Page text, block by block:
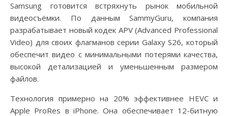
Samsung готовится встряхнуть рынок мобильной
видеосъёмки. По данным SammyGuru, компания
разрабатывает новый кодек APV (Advanced Professional
Video) для своих флагманов серии Galaxy S26, который
обеспечит видео с минимальными потерями качества,
высокой детализацией и уменьшенным размером
файлов.
Технология примерно на 20% эффективнее HEVC и
Apple ProRes в iPhone. Она обеспечивает 12-битную